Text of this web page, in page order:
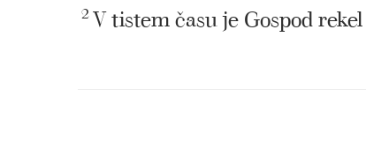
2V tistem času je Gospod